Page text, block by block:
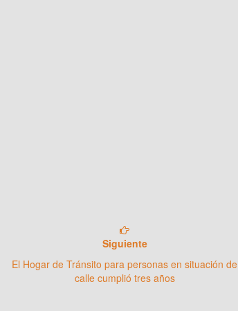
Siguiente
El Hogar de Tránsito para personas en situación de
calle cumplió tres años